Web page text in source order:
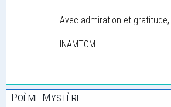
Avec admiration et gratitude,
INAMTOM
Poème Mystère